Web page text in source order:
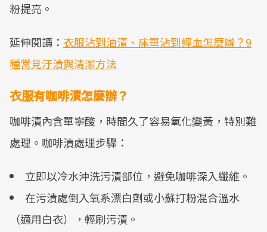
粉提亮。
延伸閱讀： 衣服沾到油漬、床單沾到經血怎麼辦？9
種常見汙漬與清潔方法
衣服有咖啡漬怎麼辦？
咖啡漬內含單寧酸，時間久了容易氧化變黃，特別難
處理。咖啡漬處理步驟：
立即以冷水沖洗污漬部位，避免咖啡深入纖維。
在污漬處倒入氧系漂白劑或小蘇打粉混合溫水
（適用白衣），輕刷污漬。